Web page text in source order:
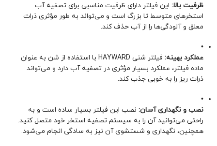
ظرفیت بالا:این فیلتر دارای ظرفیت مناسبی برای تصفیه آب
استخرهای متوسط تا بزرگ است و می‌تواند به طور مؤثری ذرات
معلق و آلودگی‌ها را از آب حذف کند.
•
عملکرد بهینه:
فیلتر شنی HAYWARD با استفاده از شن به عنوان
ماده فیلتر، عملکرد بسیار مؤثری در تصفیه آب دارد و می‌تواند
ذرات ریز را به خوبی جذب کند.
•
نصب و نگهداری آسان:نصب این فیلتر بسیار ساده است و به
راحتی می‌توانید آن را به سیستم تصفیه استخر خود متصل کنید.
همچنین، نگهداری و شستشوی آن نیز به سادگی انجام می‌شود.